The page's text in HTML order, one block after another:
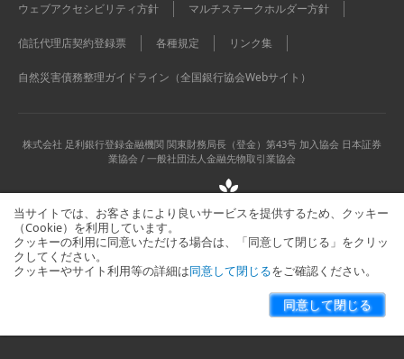
ウェブアクセシビリティ方針 マルチステークホルダー方針
信託代理店契約登録票 各種規定 リンク集
自然災害債務整理ガイドライン（全国銀行協会Webサイト）
株式会社 足利銀行登録金融機関 関東財務局長（登金）第43号 加入協会 日本証券
業協会 / 一般社団法人金融先物取引業協会
当サイトに関するお問い合わせはこちら サイトマップ
Copyright © The Ashikaga Bank, Ltd. All Rights Reserved.
当サイトでは、お客さまにより良いサービスを提供するため、クッキー
（Cookie）を利用しています。
クッキーの利用に同意いただける場合は、「同意して閉じる」をクリッ
クしてください。
クッキーやサイト利用等の詳細は同意して閉じるをご確認ください。
同意して閉じる